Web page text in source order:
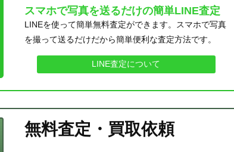
スマホで写真を送るだけの簡単LINE査定
LINEを使って簡単無料査定ができます。スマホで写真
を撮って送るだけだから簡単便利な査定方法です。
LINE査定について
無料査定・買取依頼